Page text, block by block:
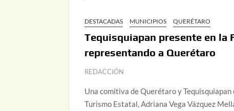
DESTACADAS MUNICIPIOS QUERÉTARO
Tequisquiapan presente en la
representando a Querétaro
REDACCIÓN
Una comitiva de Querétaro y
Turismo Estatal, Adriana Vega Vázquez